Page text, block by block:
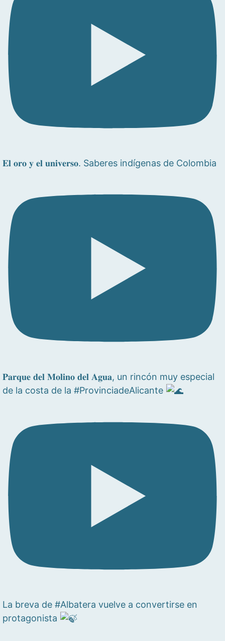
𝐄𝐥 𝐨𝐫𝐨 𝐲 𝐞𝐥 𝐮𝐧𝐢𝐯𝐞𝐫𝐬𝐨. Saberes indígenas de Colombia
𝐏𝐚𝐫𝐪𝐮𝐞 𝐝𝐞𝐥 𝐌𝐨𝐥𝐢𝐧𝐨 𝐝𝐞𝐥 𝐀𝐠𝐮𝐚, un rincón muy especial
de la costa de la #ProvinciadeAlicante
La breva de #Albatera vuelve a convertirse en
protagonista